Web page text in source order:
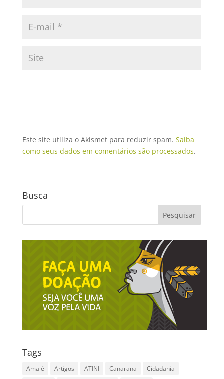
Este site utiliza o Akismet para reduzir spam. Saiba
como seus dados em comentários são processados.
Busca
Tags
Amalé Artigos ATINI Canarana
Cidadania